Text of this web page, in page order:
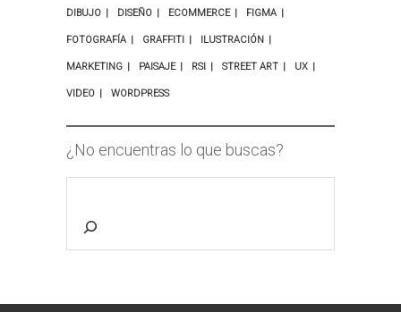
DIBUJO DISEÑO ECOMMERCE FIGMA
FOTOGRAFÍA GRAFFITI ILUSTRACIÓN
MARKETING PAISAJE RSI STREET ART UX
VIDEO WORDPRESS
¿No encuentras lo que buscas?